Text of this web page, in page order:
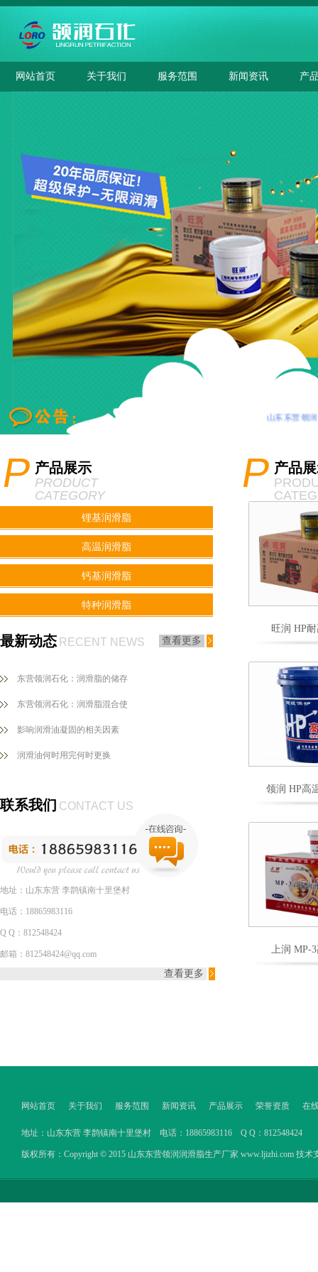
网站首页 关于我们 服务范围 新闻资讯 产
山东东营领润
P产品展示
PRODUCT
CATEGORY
锂基润滑脂
高温润滑脂
钙基润滑脂
特种润滑脂
最新动态 RECENT NEWS 查看更多
东营领润石化：润滑脂的储存
东营领润石化：润滑脂混合使
影响润滑油凝固的相关因素
润滑油何时用完何时更换
联系我们 CONTACT US
地址：山东东营 李鹊镇南十里堡村
电话：18865983116
Q Q：812548424
邮箱：812548424@qq.com
查看更多
P产品
旺润 HP
领润 HP高
上润 MP-
网站首页 关于我们 服务范围 新闻资讯 产品展示 荣誉资质 在
地址：山东东营 李鹊镇南十里堡村 电话：18865983116 Q Q：812548424
版权所有：Copyright © 2015 山东东营领润润滑脂生产厂家 www.ljizhi.com 技术